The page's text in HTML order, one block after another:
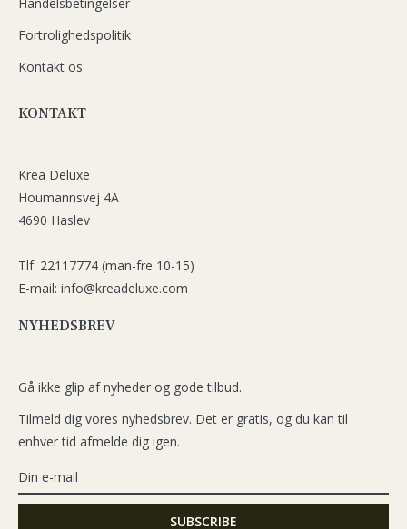
Fortrolighedspolitik
Kontakt os
KONTAKT
Krea Deluxe
Houmannsvej 4A
4690 Haslev
Tlf: 22117774 (man-fre 10-15)
E-mail: info@kreadeluxe.com
NYHEDSBREV
Gå ikke glip af nyheder og gode tilbud.
Tilmeld dig vores nyhedsbrev. Det er gratis, og du kan til
enhver tid afmelde dig igen.